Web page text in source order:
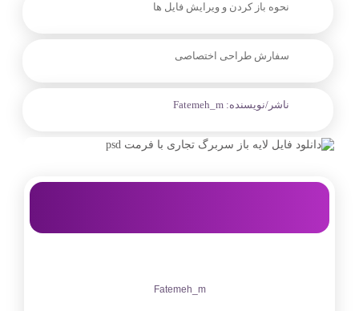
نحوه باز کردن و ویرایش فایل ها
سفارش طراحی اختصاصی
ناشر/نویسنده: Fatemeh_m
Fatemeh_m